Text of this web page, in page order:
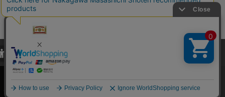
お問い合わせ
Copyright©2000-2026
Nakagawa Masashichi Shoten All Rights Reserved.
当サイトでは、当サイト内における閲覧履歴・属性情報などの取得およ
び利便性向上のためにクッキー（Cookie）を使用いたします。詳細に
関しては「プライバシーポリシー
承諾する